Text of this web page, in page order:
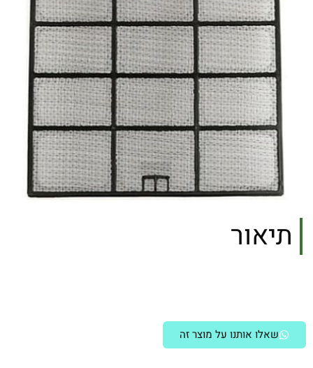
תיאור
שאלו אותנו על מוצר זה